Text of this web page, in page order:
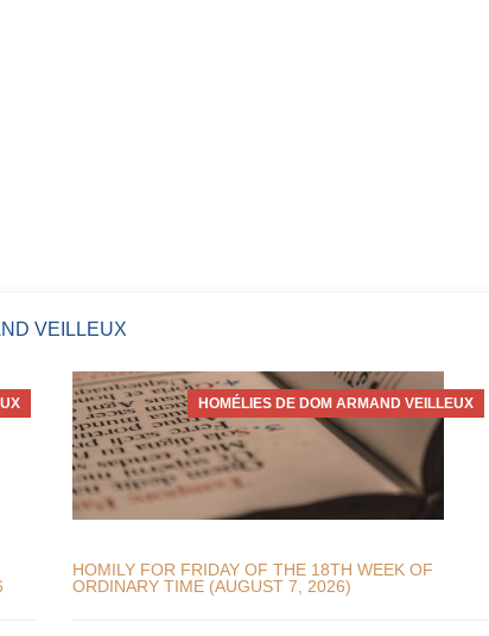
VEILLEUX
HOMÉLIES DE DOM ARMAND VEILLEUX
HOMILY FOR FRIDAY OF THE 18TH WEEK OF
ORDINARY TIME (AUGUST 7, 2026)